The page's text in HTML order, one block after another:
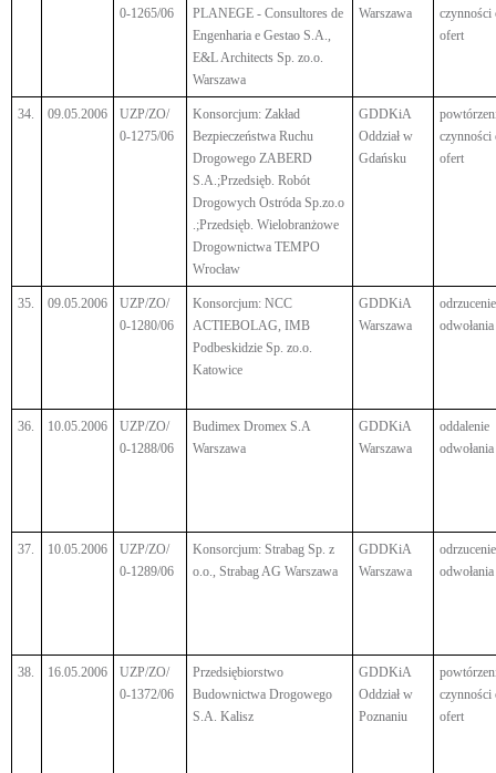
0-1265/06
PLANEGE - Consultores de
Engenharia e Gestao S.A.,
E&L Architects Sp. zo.o.
Warszawa
Warszawa
czynności
ofert
34. 09.05.2006
UZP/ZO/
0-1275/06
Konsorcjum: Zakład
Bezpieczeństwa Ruchu
Drogowego ZABERD
S.A.;Przedsięb. Robót
Drogowych Ostróda Sp.zo.o
.;Przedsięb. Wielobranżowe
Drogownictwa TEMPO
Wrocław
GDDKiA
Oddział w
Gdańsku
czynności
ofert
35. 09.05.2006
UZP/ZO/
0-1280/06
Konsorcjum: NCC
ACTIEBOLAG, IMB
Podbeskidzie Sp. zo.o.
Katowice
GDDKiA
Warszawa
odrzucenie
odwołania
36. 10.05.2006
UZP/ZO/
0-1288/06
Budimex Dromex S.A
Warszawa
GDDKiA
Warszawa
oddalenie
odwołania
37. 10.05.2006
UZP/ZO/
0-1289/06
Konsorcjum: Strabag Sp. z
o.o., Strabag AG Warszawa
GDDKiA
Warszawa
odrzucenie
odwołania
38. 16.05.2006
UZP/ZO/
0-1372/06
Przedsiębiorstwo
Budownictwa Drogowego
S.A. Kalisz
GDDKiA
Oddział w
Poznaniu
czynności
ofert